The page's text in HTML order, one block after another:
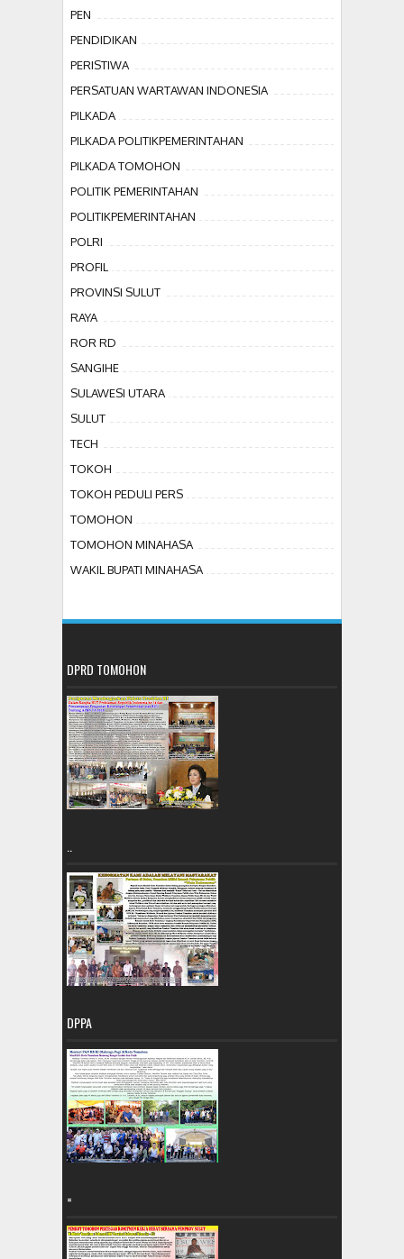
PEN
PENDIDIKAN
PERISTIWA
PERSATUAN WARTAWAN INDONESIA
PILKADA
PILKADA POLITIKPEMERINTAHAN
PILKADA TOMOHON
POLITIK PEMERINTAHAN
POLITIKPEMERINTAHAN
POLRI
PROFIL
PROVINSI SULUT
RAYA
ROR RD
SANGIHE
SULAWESI UTARA
SULUT
TECH
TOKOH
TOKOH PEDULI PERS
TOMOHON
TOMOHON MINAHASA
WAKIL BUPATI MINAHASA
DPRD TOMOHON
DPPA
=